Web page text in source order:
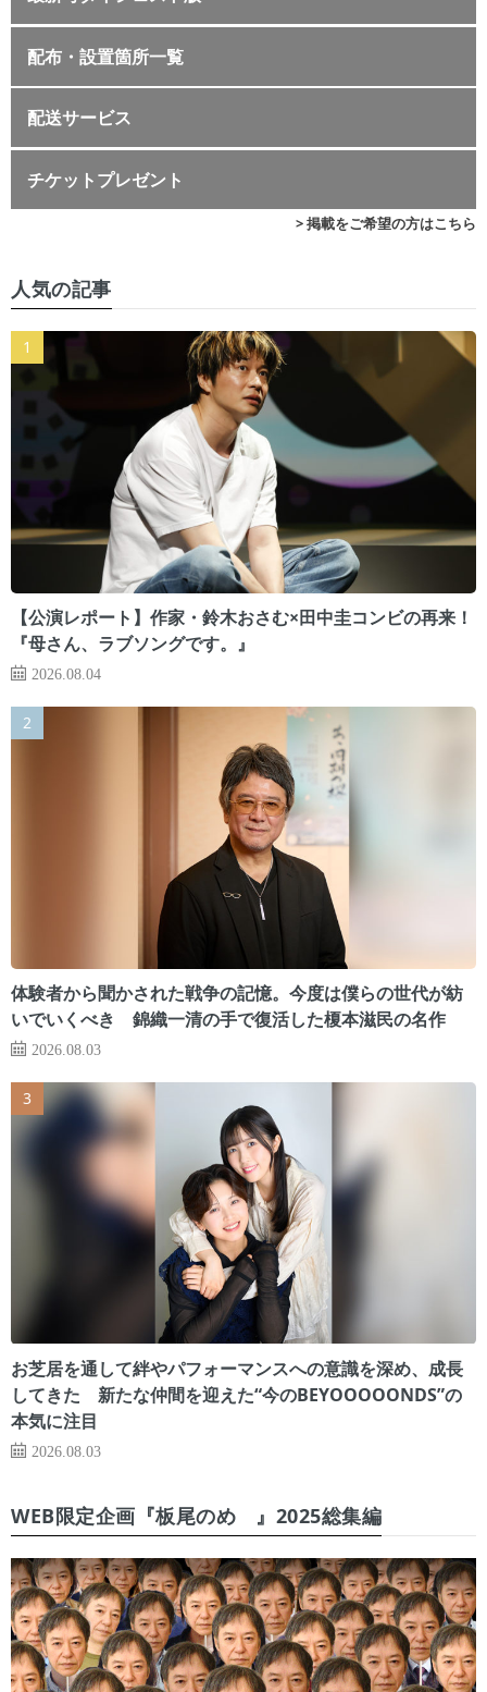
配布・設置箇所一覧
配送サービス
チケットプレゼント
> 掲載をご希望の方はこちら
人気の記事
【公演レポート】作家・鈴木おさむ×田中圭コンビの再来！
『母さん、ラブソングです。』
2026.08.04
体験者から聞かされた戦争の記憶。今度は僕らの世代が紡
いでいくべき 錦織一清の手で復活した榎本滋民の名作
2026.08.03
お芝居を通して絆やパフォーマンスへの意識を深め、成長
してきた 新たな仲間を迎えた“今のBEYOOOOONDS”の
本気に注目
2026.08.03
WEB限定企画『板尾のめ゙』2025総集編